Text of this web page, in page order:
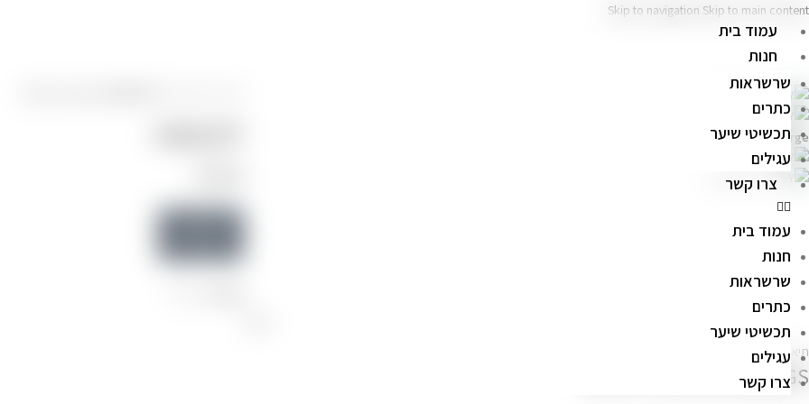
Skip to navigation Skip to main content
עמוד בית
חנות
שרשראות
כתרים
תכשיטי שיער
עגילים
צרו קשר
עמוד בית
חנות
שרשראות
כתרים
תכשיטי שיער
עגילים
צרו קשר
Click to enlarge
תיאור
HAILEY ZIRCON EARRINGS